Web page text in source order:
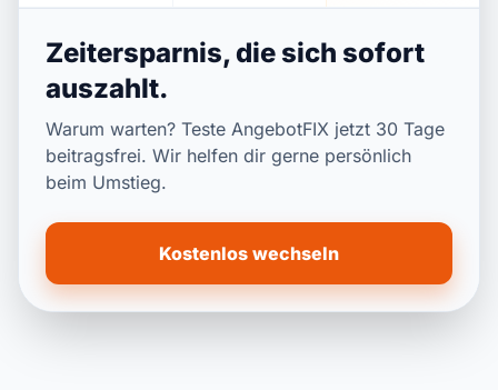
Zeitersparnis, die sich sofort
auszahlt.
Warum warten? Teste AngebotFIX jetzt 30 Tage
beitragsfrei. Wir helfen dir gerne persönlich
beim Umstieg.
Kostenlos wechseln